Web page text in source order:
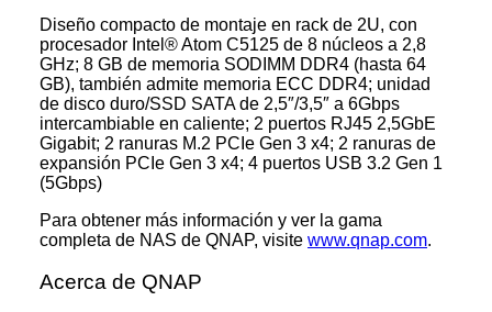
Diseño compacto de montaje en rack de 2U, con
procesador Intel® Atom C5125 de 8 núcleos a 2,8
GHz; 8 GB de memoria SODIMM DDR4 (hasta 64
GB), también admite memoria ECC DDR4; unidad
de disco duro/SSD SATA de 2,5″/3,5″ a 6Gbps
intercambiable en caliente; 2 puertos RJ45 2,5GbE
Gigabit; 2 ranuras M.2 PCIe Gen 3 x4; 2 ranuras de
expansión PCIe Gen 3 x4; 4 puertos USB 3.2 Gen 1
(5Gbps)
Para obtener más información y ver la gama
completa de NAS de QNAP, visite www.qnap.com.
Acerca de QNAP